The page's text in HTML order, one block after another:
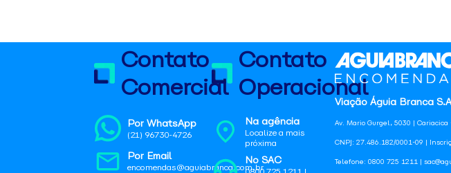
Viação Águia Branca
Av. Mario Gurgel, 5030 | Cariacica
CNPJ: 27.486.182/0001-09 |
Telefone: 0800 725 1211 |
Contato
Comercial
Por WhatsApp
(21) 96730-4726
Por Email
encomendas@aguiabranca.com.br
Contato
Operacional
Na agência
Localize a mais
próxima
No SAC